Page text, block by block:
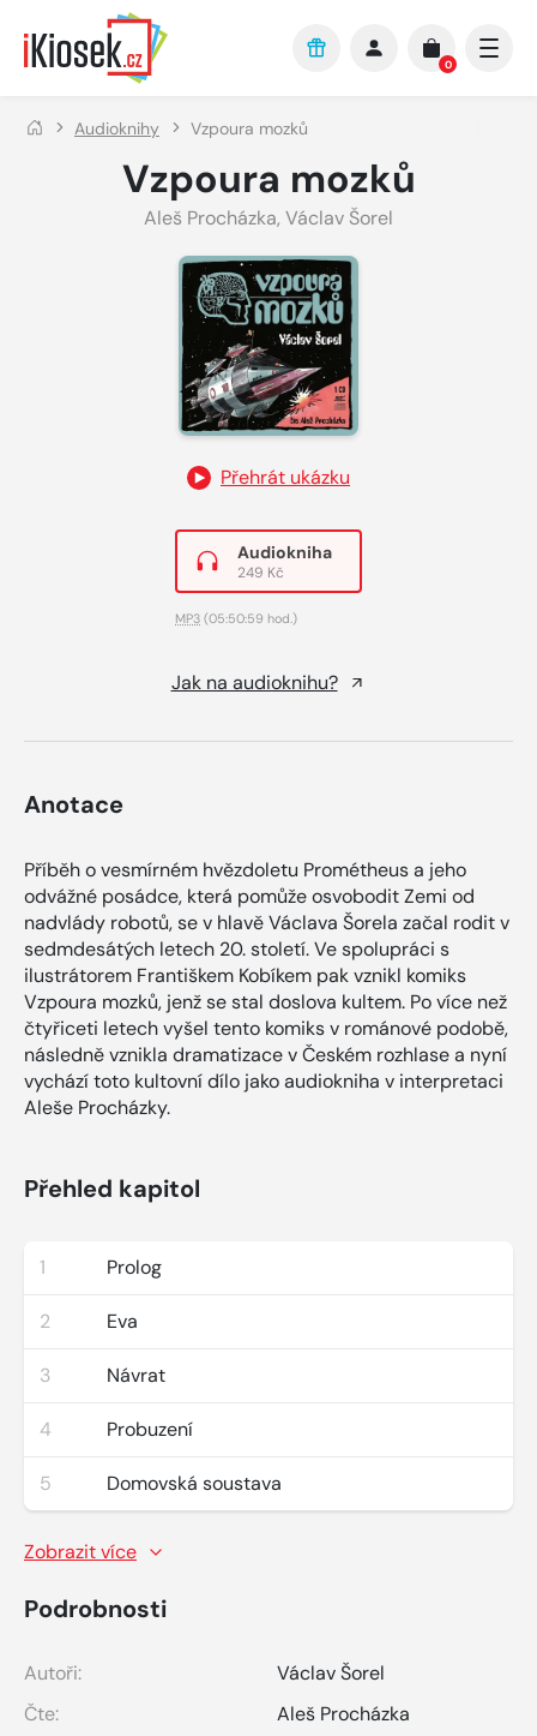
Přejít na hlavní obsah
0
Audioknihy Vzpoura mozků
Vzpoura mozků
Aleš Procházka, Václav Šorel
Přehrát ukázku
Audiokniha
249 Kč
MP3 (05:50:59 hod.)
Jak na audioknihu?
Anotace
Příběh o vesmírném hvězdoletu Prométheus a jeho
odvážné posádce, která pomůže osvobodit Zemi od
nadvlády robotů, se v hlavě Václava Šorela začal rodit v
sedmdesátých letech 20. století. Ve spolupráci s
ilustrátorem Františkem Kobíkem pak vznikl komiks
Vzpoura mozků, jenž se stal doslova kultem. Po více než
čtyřiceti letech vyšel tento komiks v románové podobě,
následně vznikla dramatizace v Českém rozhlase a nyní
vychází toto kultovní dílo jako audiokniha v interpretaci
Aleše Procházky.
Přehled kapitol
1 Prolog
2 Eva
3 Návrat
4 Probuzení
5 Domovská soustava
Zobrazit více
Podrobnosti
Autoři:
Václav Šorel
Čte:
Aleš Procházka